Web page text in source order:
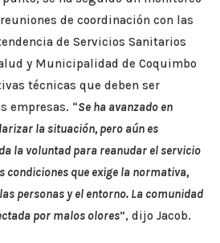
de coordinación con las
de Servicios Sanitarios
y Municipalidad de Coquimbo
técnicas que deben ser
empresas. “Se ha avanzado en
la situación, pero aún es
la voluntad para reanudar el servicio
condiciones que exige la normativa,
personas y el entorno. La comunidad
por malos olores”, dijo Jacob.